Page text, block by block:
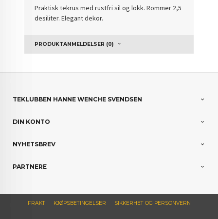
Praktisk tekrus med rustfri sil og lokk. Rommer 2,5
desiliter. Elegant dekor.
PRODUKTANMELDELSER (0)
TEKLUBBEN HANNE WENCHE SVENDSEN
DIN KONTO
NYHETSBREV
PARTNERE
FRAKT KJØPSBETINGELSER SIKKERHET OG PERSONVERN